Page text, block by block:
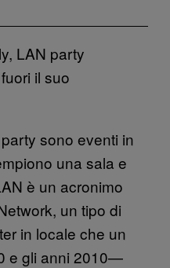
il suo
sono eventi in
una sala e
è un acronimo
un tipo di
in locale che un
e gli anni 2010—